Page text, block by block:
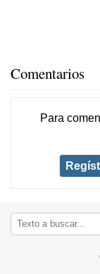
Comentarios
Para